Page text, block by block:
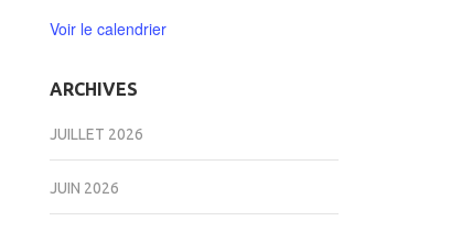
Voir le calendrier
ARCHIVES
JUILLET 2026
JUIN 2026